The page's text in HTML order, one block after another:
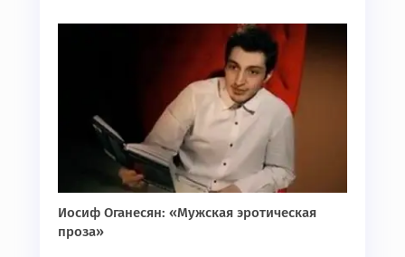
Иосиф Оганесян: «Мужская эротическая
проза»